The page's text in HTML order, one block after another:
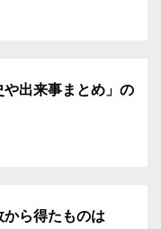
や出来事まとめ」の
ら得たものは